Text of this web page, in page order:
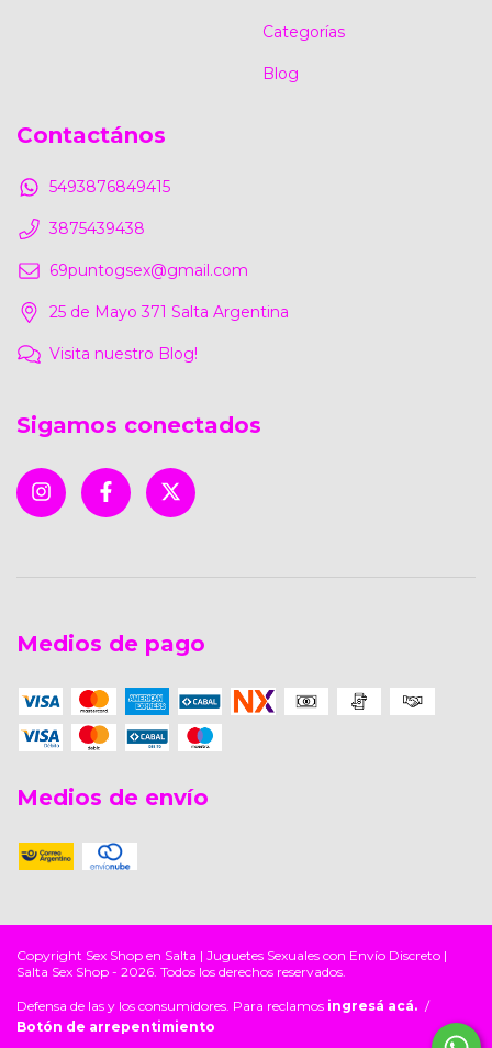
Categorías
Blog
Contactános
5493876849415
3875439438
69puntogsex@gmail.com
25 de Mayo 371 Salta Argentina
Visita nuestro Blog!
Sigamos conectados
Medios de pago
Medios de envío
Copyright Sex Shop en Salta | Juguetes Sexuales con Envío Discreto |
Salta Sex Shop - 2026. Todos los derechos reservados.
Defensa de las y los consumidores. Para reclamos ingresá acá. /
Botón de arrepentimiento